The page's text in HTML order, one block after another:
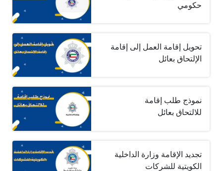
حكومي
تحويل إقامة العمل إلى إقامة
الإلتحاق بعائل
نموذج طلب إقامة
للالتحاق بعائل
تجديد الإقامة وزارة الداخلية
الكويتية للشركات